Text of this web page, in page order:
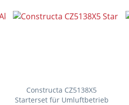
Constructa CZ5138X5
Starterset für Umluftbetrieb